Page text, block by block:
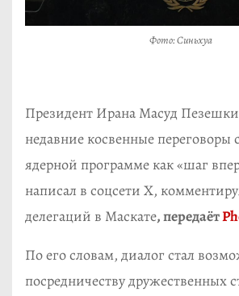
Фото: Синьхуа
Президент Ирана Масуд
недавние косвенные
ядерной программе как «шаг
написал в соцсети X,
делегаций в Маскате, передаёт
По его словам, диалог стал
посредничеству дружественных